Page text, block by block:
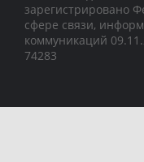
зарегистрировано
сфере связи,
коммуникаций
74283